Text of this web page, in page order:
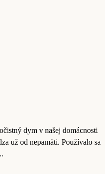
dym v našej domácnosti
už od nepamäti. Používalo sa